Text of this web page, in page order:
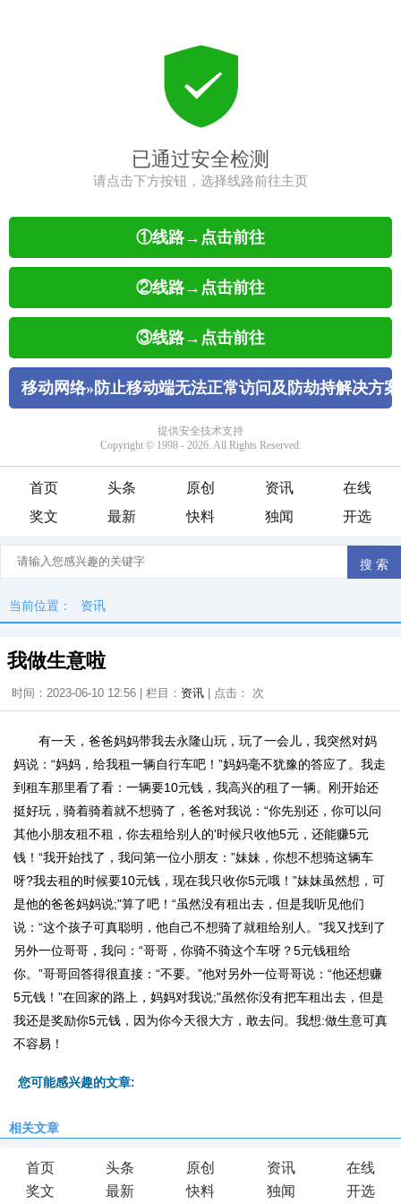
首页 头条 原创 资讯
在线
奖文
最新 快料 独闻 开选
当前位置： 资讯
我做生意啦
时间：2023-06-10 12:56 | 栏目： 资讯 | 点击： 次
有一天，爸爸妈妈带我去永隆山玩，玩了一会儿，我突然对妈
妈说：“妈妈，给我租一辆自行车吧！”妈妈毫不犹豫的答应了。我走
到租车那里看了看：一辆要10元钱，我高兴的租了一辆。刚开始还
挺好玩，骑着骑着就不想骑了，爸爸对我说：“你先别还，你可以问
其他小朋友租不租，你去租给别人的'时候只收他5元，还能赚5元
钱！“我开始找了，我问第一位小朋友：”妹妹，你想不想骑这辆车
呀?我去租的时候要10元钱，现在我只收你5元哦！”妹妹虽然想，可
是他的爸爸妈妈说;"算了吧！“虽然没有租出去，但是我听见他们
说：“这个孩子可真聪明，他自己不想骑了就租给别人。”我又找到了
另外一位哥哥，我问：“哥哥，你骑不骑这个车呀？5元钱租给
你。”哥哥回答得很直接：“不要。”他对另外一位哥哥说：“他还想赚
5元钱！”在回家的路上，妈妈对我说;"虽然你没有把车租出去，但是
我还是奖励你5元钱，因为你今天很大方，敢去问。我想:做生意可真
不容易！
您可能感兴趣的文章:
相关文章
首页 头条 原创 资讯
在线
奖文
最新 快料 独闻 开选